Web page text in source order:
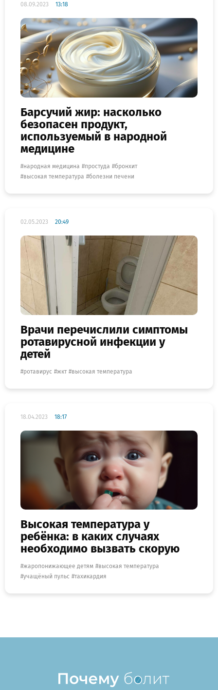
08.09.2023 13:18
Барсучий жир: насколько
безопасен продукт,
используемый в народной
медицине
народная медицина простуда
бронхит
высокая температура
болезни печени
02.05.2023 20:49
Врачи перечислили симптомы
ротавирусной инфекции у
детей
ротавирус жкт высокая температура
18.04.2023 18:17
Высокая температура у
ребёнка: в каких случаях
необходимо вызвать скорую
жаропонижающее детям
высокая температура
учащёный пульс
тахикардия